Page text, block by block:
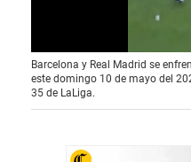
0
o
f
3
Barcelona y Real Madrid se
este domingo 10 de mayo del
35 de LaLiga.